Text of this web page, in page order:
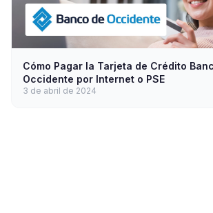
Cómo Pagar la Tarjeta de Crédito
Occidente por Internet o PSE
3 de abril de 2024